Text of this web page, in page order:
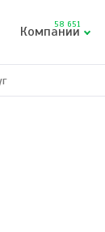
Компании
58 651